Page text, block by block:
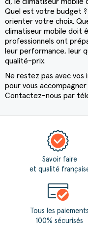
Quel est votre budget
orienter votre choix.
climatiseur mobile doit
professionnels ont
leur performance, leur
qualité-prix.
Ne restez pas avec
pour vous
Contactez-nous par
Savoir faire
et qualité
Tous les paiements
100% sécurisés